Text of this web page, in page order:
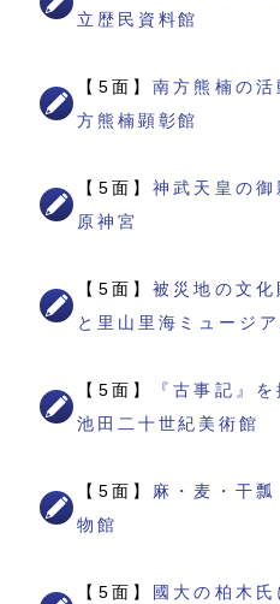
立歴民資料館
【5面】南方熊楠の
方熊楠顕彰館
【5面】神武天皇の
原神宮
【5面】被災地の文
と里山里海ミュージア
【5面】
『古事記』
池田二十世紀美術館
【5面】 麻・麦・干
物館
【5面】
國大の柏木